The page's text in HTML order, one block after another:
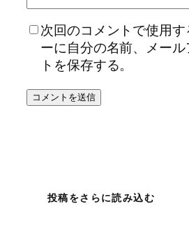
次回のコメントで使用
ーに自分の名前、メー
トを保存する。
投稿をさらに読み込む